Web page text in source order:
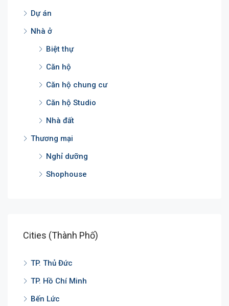
Dự án
Nhà ở
Biệt thự
Căn hộ
Căn hộ chung cư
Căn hộ Studio
Nhà đất
Thương mại
Nghỉ dưỡng
Shophouse
Cities (Thành Phố)
TP. Thủ Đức
TP. Hồ Chí Minh
Bến Lức